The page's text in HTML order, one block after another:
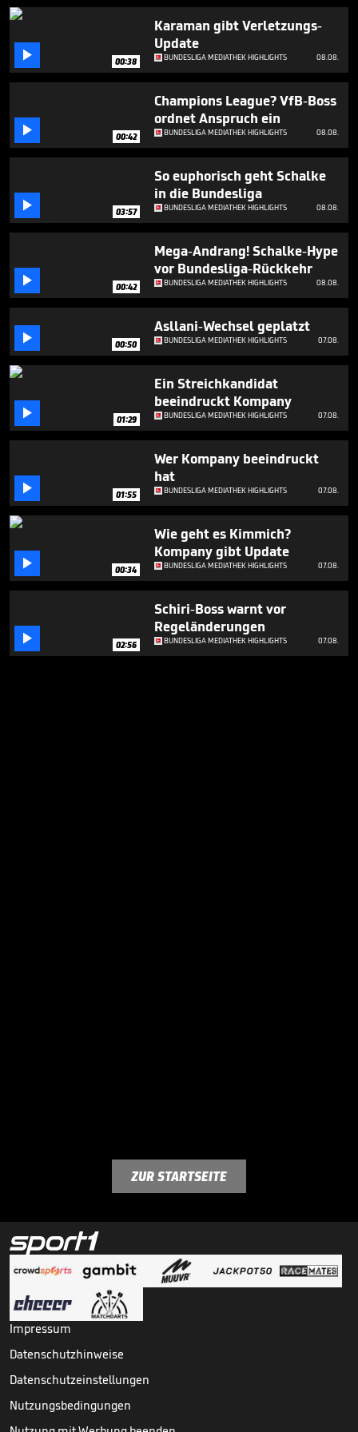
33
seconds
 00:38
Karaman gibt Verletzungs-
Update
BUNDESLIGA MEDIATHEK HIGHLIGHTS 08.08.
 00:42
Champions League? VfB-Boss
ordnet Anspruch ein
BUNDESLIGA MEDIATHEK HIGHLIGHTS 08.08.
 03:57
So euphorisch geht Schalke
in die Bundesliga
BUNDESLIGA MEDIATHEK HIGHLIGHTS 08.08.
 00:42
Mega-Andrang! Schalke-Hype
vor Bundesliga-Rückkehr
BUNDESLIGA MEDIATHEK HIGHLIGHTS 08.08.
 00:50
Asllani-Wechsel geplatzt
BUNDESLIGA MEDIATHEK HIGHLIGHTS 07.08.
 01:29
Ein Streichkandidat
beeindruckt Kompany
BUNDESLIGA MEDIATHEK HIGHLIGHTS 07.08.
 01:55
Wer Kompany beeindruckt
hat
BUNDESLIGA MEDIATHEK HIGHLIGHTS 07.08.
 00:34
Wie geht es Kimmich?
Kompany gibt Update
BUNDESLIGA MEDIATHEK HIGHLIGHTS 07.08.
 02:56
Schiri-Boss warnt vor
Regeländerungen
BUNDESLIGA MEDIATHEK HIGHLIGHTS 07.08.
ZUR STARTSEITE
Impressum
Datenschutzhinweise
Datenschutzeinstellungen
Nutzungsbedingungen